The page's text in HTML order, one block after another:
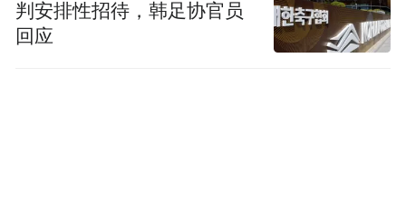
判安排性招待，韩足协官员
回应